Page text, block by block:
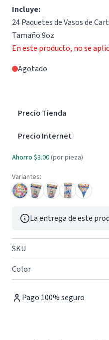
Incluye:
24 Paquetes de Vasos de
Tamaño:9oz
En este producto, no se
Agotado
Precio Tienda
Precio Internet
Ahorro $3.00 (por pieza)
Variantes:
La entrega de este
SKU
Color
Pago 100% seguro